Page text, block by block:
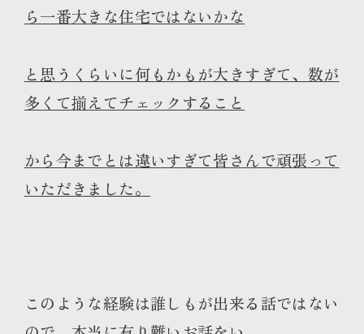
ら一番大きな住宅ではないかな
と思うくらいに何もかもが大きすぎて、数が
多くて揃えてチェックすること
から今までとは違いすぎて皆さんで頑張って
いただきました。
このような経験は誰しもが出来る話ではない